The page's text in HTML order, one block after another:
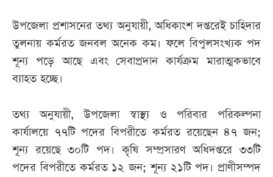
উপজেলা প্রশাসনের তথ্য অনুযায়ী, অধিকাংশ দপ্তরেই চাহিদার
তুলনায় কর্মরত জনবল অনেক কম। ফলে বিপুলসংখ্যক পদ
শূন্য পড়ে আছে এবং সেবাপ্রদান কার্যক্রম মারাত্মকভাবে
ব্যাহত হচ্ছে।
তথ্য অনুযায়ী, উপজেলা স্বাস্থ্য ও পরিবার পরিকল্পনা
কার্যালয়ে ৭৭টি পদের বিপরীতে কর্মরত রয়েছেন ৪৭ জন;
শূন্য রয়েছে ৩০টি পদ। কৃষি সম্প্রসারণ অধিদপ্তরে ৩৩টি
পদের বিপরীতে কর্মরত ১২ জন; শূন্য ২১টি পদ। প্রাণীসম্পদ